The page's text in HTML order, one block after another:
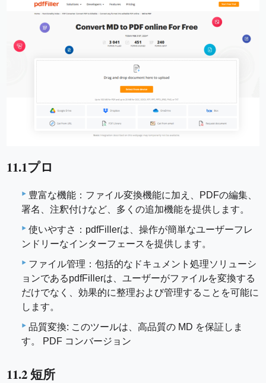
11.1プロ
豊富な機能：ファイル変換機能に加え、PDFの編集、
署名、注釈付けなど、多くの追加機能を提供します。
使いやすさ：pdfFillerは、操作が簡単なユーザーフレ
ンドリーなインターフェースを提供します。
ファイル管理：包括的なドキュメント処理ソリューシ
ョンであるpdfFillerは、ユーザーがファイルを変換する
だけでなく、効果的に整理および管理することを可能に
します。
品質変換: このツールは、高品質の MD を保証しま
す。 PDF コンバージョン
11.2 短所